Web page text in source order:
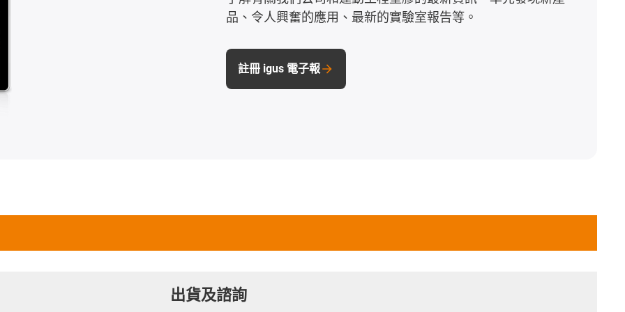
品、令人興奮的應用、最新的實驗室報告等。
註冊 igus 電子報
出貨及諮詢